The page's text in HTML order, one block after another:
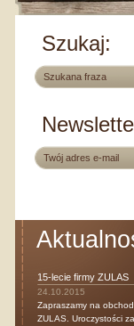
Szukaj:
15-lecie firmy ZULAS
24.10.2015
Zapraszamy na
ZULAS. Uroczystości